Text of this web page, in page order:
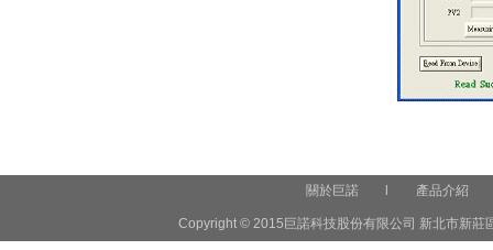
關於巨諾 產品介紹
Copyright © 2015巨諾科技股份有限公司 新北市新